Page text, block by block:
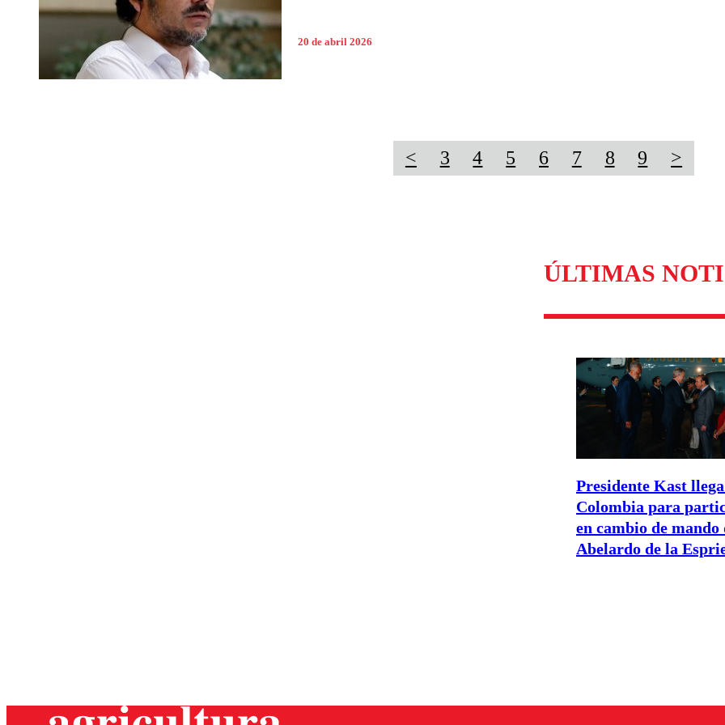
20 de abril 2026
< 3 4 5 6 7 8 9 >
ÚLTIMAS
Presidente Kast
Colombia para
en cambio de mando
Abelardo de la